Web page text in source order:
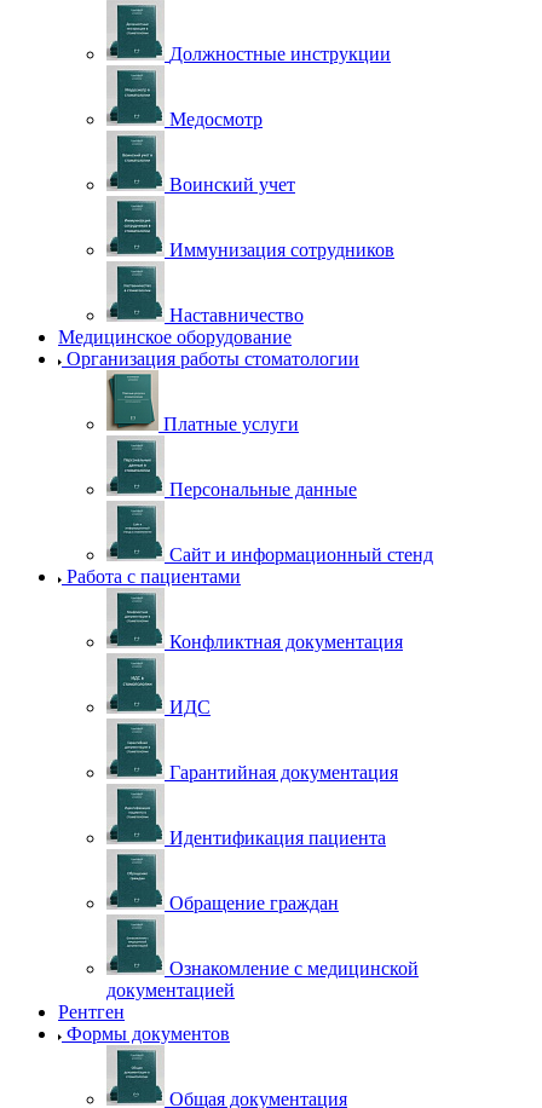
Должностные инструкции
Медосмотр
Воинский учет
Иммунизация сотрудников
Наставничество
Медицинское оборудование
Организация работы стоматологии
Платные услуги
Персональные данные
Сайт и информационный стенд
Работа с пациентами
Конфликтная документация
ИДС
Гарантийная документация
Идентификация пациента
Обращение граждан
Ознакомление с медицинской
документацией
Рентген
Формы документов
Общая документация